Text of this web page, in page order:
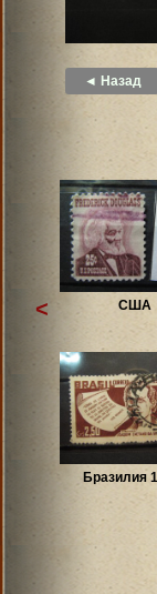
◄ Назад
США
Бразилия
<